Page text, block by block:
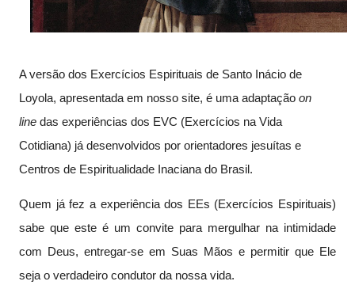
A versão dos Exercícios Espirituais de Santo Inácio de
Loyola, apresentada em nosso site, é uma adaptação on
line das experiências dos EVC (Exercícios na Vida
Cotidiana) já desenvolvidos por orientadores jesuítas e
Centros de Espiritualidade Inaciana do Brasil.
Quem já fez a experiência dos EEs (Exercícios Espirituais)
sabe que este é um convite para mergulhar na intimidade
com Deus, entregar-se em Suas Mãos e permitir que Ele
seja o verdadeiro condutor da nossa vida.